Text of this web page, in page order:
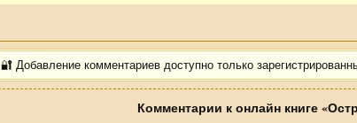
🔐 Добавление комментариев доступно только
Комментарии к онлайн книге